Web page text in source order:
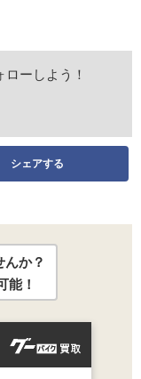
ローしよう！
シェアする
んか？
能！